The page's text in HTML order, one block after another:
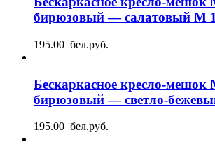
бирюзовый — салатовый М
195.00 бел.руб.
Бескаркасное кресло-мешок
бирюзовый — светло-
195.00 бел.руб.